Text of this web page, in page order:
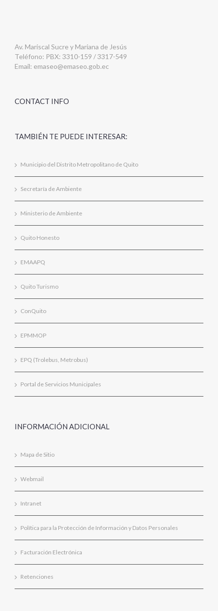
Av. Mariscal Sucre y Mariana de Jesús
Teléfono: PBX: 3310-159 / 3317-549
Email: emaseo@emaseo.gob.ec
CONTACT INFO
TAMBIÉN TE PUEDE INTERESAR:
Municipio del Distrito Metropolitano de Quito
Secretaría de Ambiente
Ministerio de Ambiente
Quito Honesto
EMAAPQ
Quito Turismo
ConQuito
EPMMOP
EPQ (Trolebus, Metrobus)
Portal de Servicios Municipales
INFORMACIÓN ADICIONAL
Mapa de Sitio
Webmail
Intranet
Política para la Protección de Información y Datos Personales
Facturación Electrónica
Retenciones